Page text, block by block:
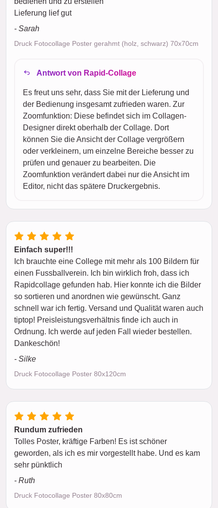
Lieferung lief gut
- Sarah
Druck Fotocollage Poster gerahmt (holz, schwarz) 70x70cm
Antwort von Rapid-Collage
Es freut uns sehr, dass Sie mit der Lieferung und
der Bedienung insgesamt zufrieden waren. Zur
Zoomfunktion: Diese befindet sich im Collagen-
Designer direkt oberhalb der Collage. Dort
können Sie die Ansicht der Collage vergrößern
oder verkleinern, um einzelne Bereiche besser zu
prüfen und genauer zu bearbeiten. Die
Zoomfunktion verändert dabei nur die Ansicht im
Editor, nicht das spätere Druckergebnis.
Einfach super!!!
Ich brauchte eine College mit mehr als 100 Bildern für
einen Fussballverein. Ich bin wirklich froh, dass ich
Rapidcollage gefunden hab. Hier konnte ich die Bilder
so sortieren und anordnen wie gewünscht. Ganz
schnell war ich fertig. Versand und Qualität waren auch
tiptop! Preisleistungsverhältnis finde ich auch in
Ordnung. Ich werde auf jeden Fall wieder bestellen.
Dankeschön!
- Silke
Druck Fotocollage Poster 80x120cm
Rundum zufrieden
Tolles Poster, kräftige Farben! Es ist schöner
geworden, als ich es mir vorgestellt habe. Und es kam
sehr pünktlich
- Ruth
Druck Fotocollage Poster 80x80cm